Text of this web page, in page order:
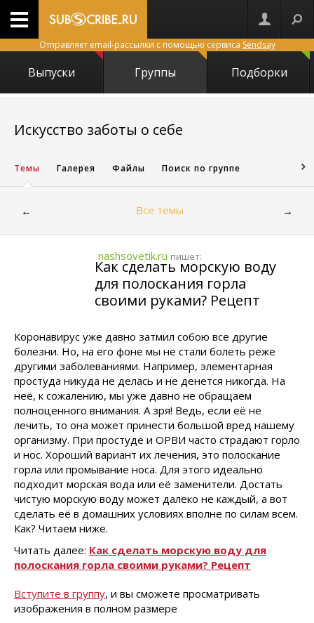
Отправляет email-рассылки с помощью сервиса Sendsay
Выпуски Группы Подборки
Искусство заботы о себе
Темы Галерея Файлы Поиск по группе
← Все темы →
nashsovetik.ru пишет:
Как сделать морскую воду
для полоскания горла
своими руками? Рецепт
Коронавирус уже давно затмил собою все другие
болезни. Но, на его фоне мы не стали болеть реже
другими заболеваниями. Например, элементарная
простуда никуда не делась и не денется никогда. На
неё, к сожалению, мы уже давно не обращаем
полноценного внимания. А зря! Ведь, если её не
лечить, то она может принести большой вред нашему
организму. При простуде и ОРВИ часто страдают горло
и нос. Хороший вариант их лечения, это полоскание
горла или промывание носа. Для этого идеально
подходит морская вода или её заменители. Достать
чистую морскую воду может далеко не каждый, а вот
сделать её в домашних условиях вполне по силам всем.
Как? Читаем ниже.
Читать далее: Как сделать морскую воду для
полоскания горла своими руками? Рецепт
Вступите в группу, и вы сможете просматривать
изображения в полном размере